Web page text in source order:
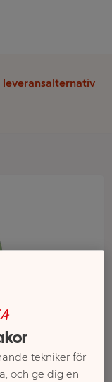
tekniker för
och ge dig en